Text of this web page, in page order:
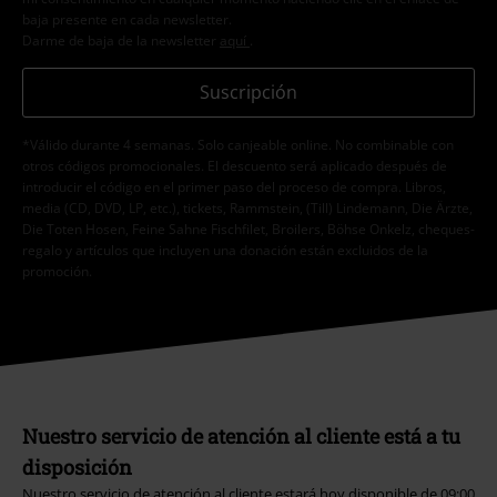
baja presente en cada newsletter.
Darme de baja de la newsletter
aquí
Suscripción
*Válido durante 4 semanas. Solo canjeable online. No combinable con
otros códigos promocionales. El descuento será aplicado después de
introducir el código en el primer paso del proceso de compra. Libros,
media (CD, DVD, LP, etc.), tickets, Rammstein, (Till) Lindemann, Die Ärzte,
Die Toten Hosen, Feine Sahne Fischfilet, Broilers, Böhse Onkelz, cheques-
regalo y artículos que incluyen una donación están excluidos de la
promoción.
Nuestro servicio de atención al cliente está a tu
disposición